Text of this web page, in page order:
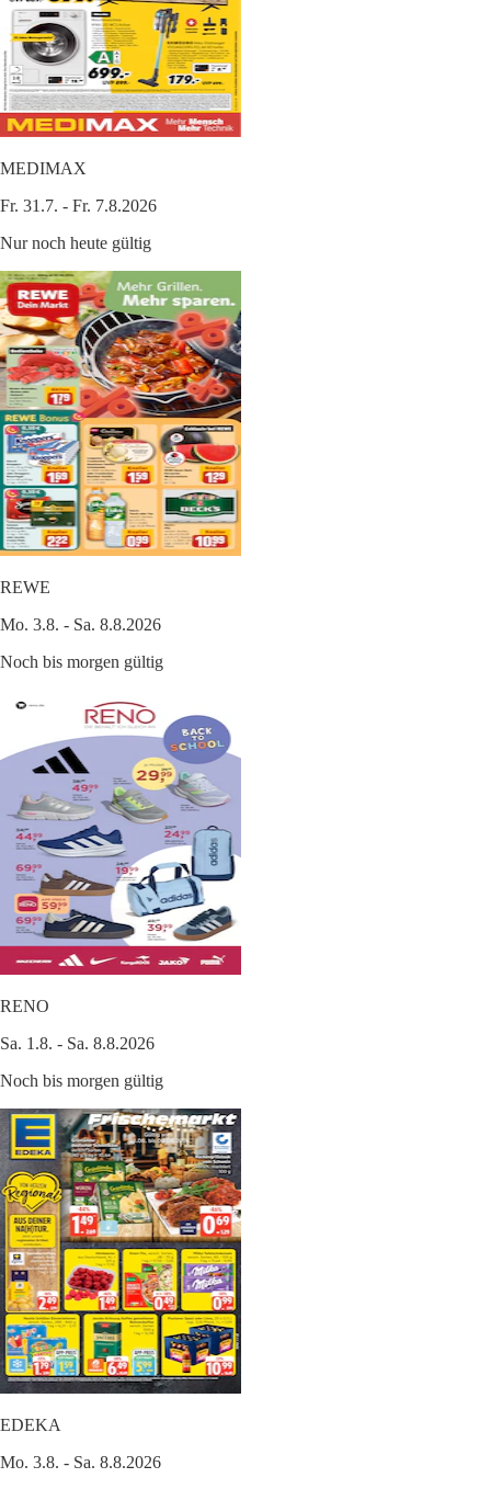
MEDIMAX
Fr. 31.7. - Fr. 7.8.2026
Nur noch heute gültig
REWE
Mo. 3.8. - Sa. 8.8.2026
Noch bis morgen gültig
RENO
Sa. 1.8. - Sa. 8.8.2026
Noch bis morgen gültig
EDEKA
Mo. 3.8. - Sa. 8.8.2026